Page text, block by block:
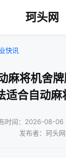
珂头网
快讯
麻将机舍
适合自动
时间：2026-08-06
发布者：珂头网